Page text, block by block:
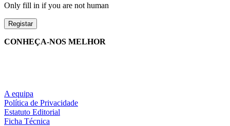
Only fill in if you are not human
CONHEÇA-NOS MELHOR
A equipa
Política de Privacidade
Estatuto Editorial
Ficha Técnica